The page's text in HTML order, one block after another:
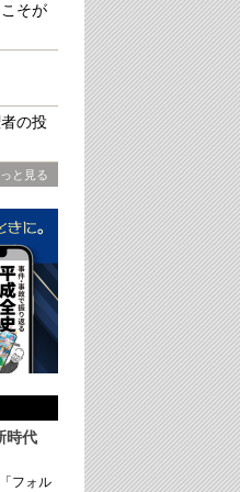
そが
の投
と見る
時代
フォル